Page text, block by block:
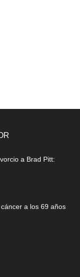
a Brad Pitt:
a los 69 años